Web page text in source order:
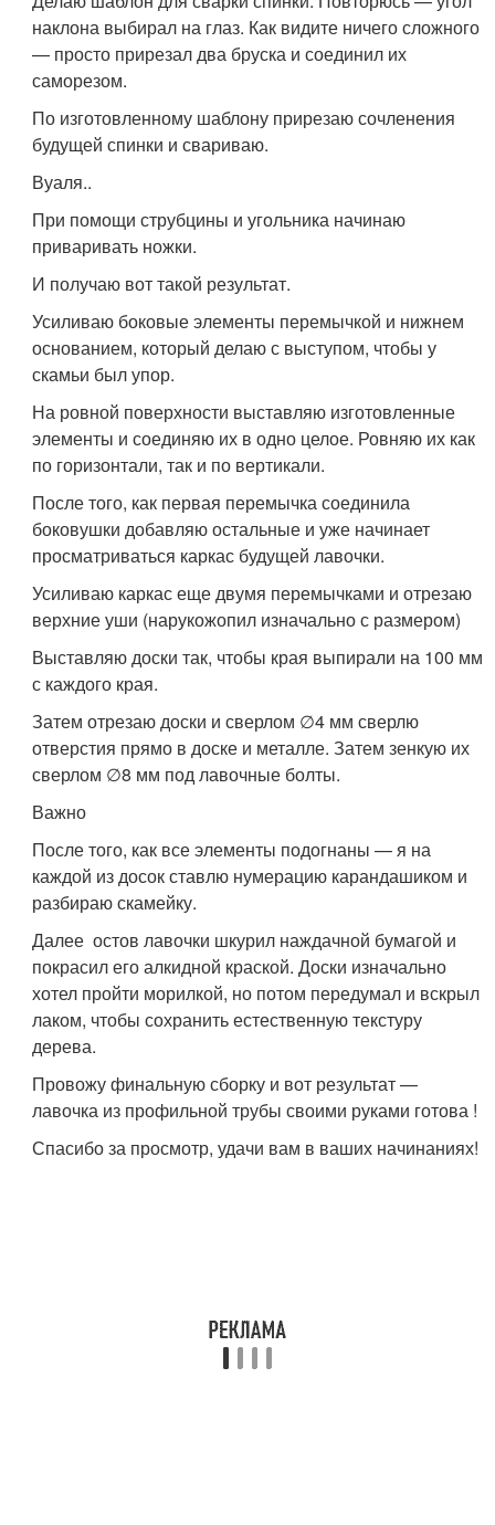
наклона выбирал на глаз. Как видите ничего сложного
— просто прирезал два бруска и соединил их
саморезом.
По изготовленному шаблону прирезаю сочленения
будущей спинки и свариваю.
Вуаля..
При помощи струбцины и угольника начинаю
приваривать ножки.
И получаю вот такой результат.
Усиливаю боковые элементы перемычкой и нижнем
основанием, который делаю с выступом, чтобы у
скамьи был упор.
На ровной поверхности выставляю изготовленные
элементы и соединяю их в одно целое. Ровняю их как
по горизонтали, так и по вертикали.
После того, как первая перемычка соединила
боковушки добавляю остальные и уже начинает
просматриваться каркас будущей лавочки.
Усиливаю каркас еще двумя перемычками и отрезаю
верхние уши (нарукожопил изначально с размером)
Выставляю доски так, чтобы края выпирали на 100 мм
с каждого края.
Затем отрезаю доски и сверлом ∅4 мм сверлю
отверстия прямо в доске и металле. Затем зенкую их
сверлом ∅8 мм под лавочные болты.
Важно
После того, как все элементы подогнаны — я на
каждой из досок ставлю нумерацию карандашиком и
разбираю скамейку.
Далее остов лавочки шкурил наждачной бумагой и
покрасил его алкидной краской. Доски изначально
хотел пройти морилкой, но потом передумал и вскрыл
лаком, чтобы сохранить естественную текстуру
дерева.
Провожу финальную сборку и вот результат —
лавочка из профильной трубы своими руками готова !
Спасибо за просмотр, удачи вам в ваших начинаниях!